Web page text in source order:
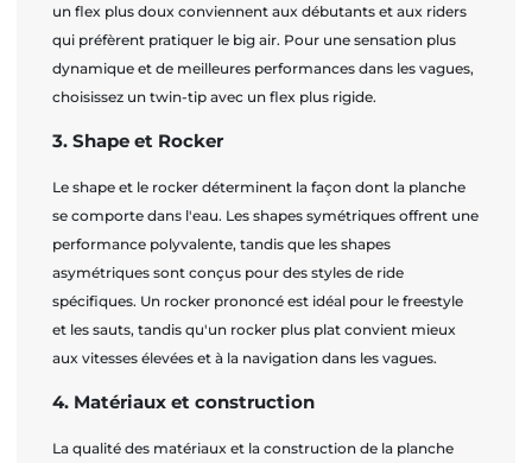
un flex plus doux conviennent aux débutants et aux riders
qui préfèrent pratiquer le big air. Pour une sensation plus
dynamique et de meilleures performances dans les vagues,
choisissez un twin-tip avec un flex plus rigide.
3. Shape et Rocker
Le shape et le rocker déterminent la façon dont la planche
se comporte dans l'eau. Les shapes symétriques offrent une
performance polyvalente, tandis que les shapes
asymétriques sont conçus pour des styles de ride
spécifiques. Un rocker prononcé est idéal pour le freestyle
et les sauts, tandis qu'un rocker plus plat convient mieux
aux vitesses élevées et à la navigation dans les vagues.
4. Matériaux et construction
La qualité des matériaux et la construction de la planche